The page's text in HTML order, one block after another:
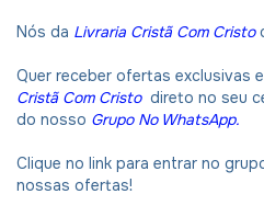
Nós da Livraria Cristã Com Cristo
Quer receber ofertas exclusivas
Cristã Com Cristo direto no seu
do nosso Grupo No WhatsApp.
Clique no link para entrar no
nossas ofertas!